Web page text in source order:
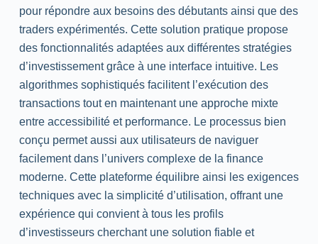
pour répondre aux besoins des débutants ainsi que des
traders expérimentés. Cette solution pratique propose
des fonctionnalités adaptées aux différentes stratégies
d’investissement grâce à une interface intuitive. Les
algorithmes sophistiqués facilitent l’exécution des
transactions tout en maintenant une approche mixte
entre accessibilité et performance. Le processus bien
conçu permet aussi aux utilisateurs de naviguer
facilement dans l’univers complexe de la finance
moderne. Cette plateforme équilibre ainsi les exigences
techniques avec la simplicité d’utilisation, offrant une
expérience qui convient à tous les profils
d’investisseurs cherchant une solution fiable et